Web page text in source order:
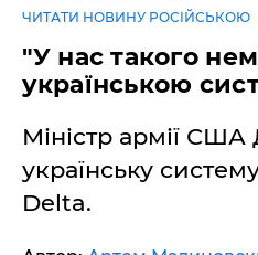
ЧИТАТИ НОВИНУ РОСІЙСЬКОЮ
​"У нас такого
українською
Міністр армії
українську
Delta.